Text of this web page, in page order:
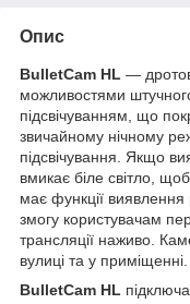
Опис
BulletCam HL —
можливостями
підсвічуванням, що
звичайному нічному
підсвічування. Якщо
вмикає біле світло,
має функції виявлення
змогу користувачам
трансляції наживо.
вулиці та у приміщенні.
BulletCam HL